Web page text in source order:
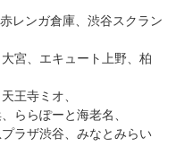
レンガ倉庫、渋谷スクラン
宮、エキュート上野、柏
王寺ミオ、
ららぽーと海老名、
ラザ渋谷、みなとみらい